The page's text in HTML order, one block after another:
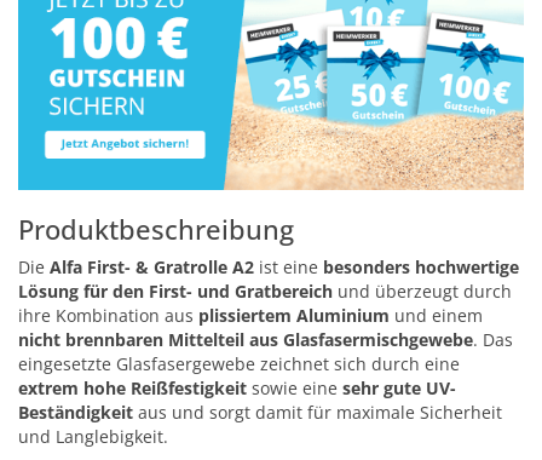
Produktbeschreibung
Die Alfa First- & Gratrolle A2 ist eine besonders hochwertige
Lösung für den First- und Gratbereich und überzeugt durch
ihre Kombination aus plissiertem Aluminium und einem
nicht brennbaren Mittelteil aus Glasfasermischgewebe. Das
eingesetzte Glasfasergewebe zeichnet sich durch eine
extrem hohe Reißfestigkeit sowie eine sehr gute UV-
Beständigkeit aus und sorgt damit für maximale Sicherheit
und Langlebigkeit.